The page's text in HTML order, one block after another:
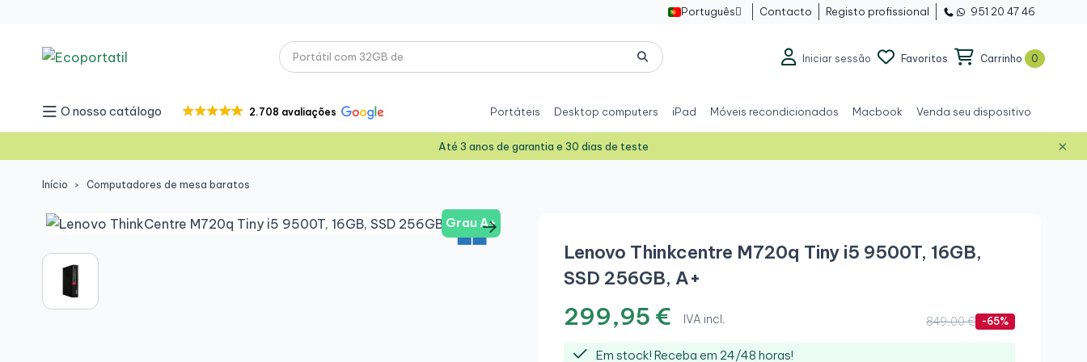
Português  Contacto Registo profissional 951 20 47 46
Iniciar sessão Favoritos Carrinho 0
O nosso catálogo 2.708 avaliações Portáteis Desktop computers iPad Móveis recondicionados Macbook Venda seu dispositivo
Até 3 anos de garantia e 30 dias de teste ×
Início Computadores de mesa baratos
Grau A+
Lenovo Thinkcentre M720q Tiny i5 9500T, 16GB,
SSD 256GB, A+
299,95 € IVA incl. 849,00 € -65%
Em stock! Receba em 24/48 horas!